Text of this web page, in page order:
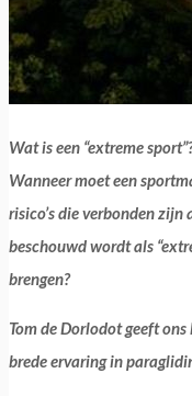
Wat is een “extreme
Wanneer moet een
risico’s die verbonden zijn
beschouwd wordt als
brengen?
Tom de Dorlodot geeft
brede ervaring in